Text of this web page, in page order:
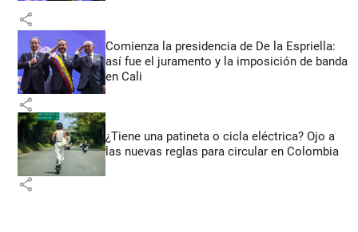
share
Comienza la presidencia de De la Espriella:
así fue el juramento y la imposición de banda
en Cali
share
¿Tiene una patineta o cicla eléctrica? Ojo a
las nuevas reglas para circular en Colombia
share